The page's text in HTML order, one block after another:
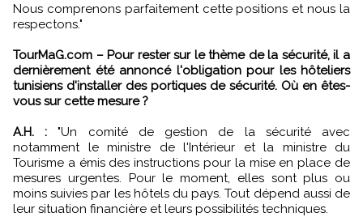
Nous comprenons parfaitement cette positions et nous la
respectons."
TourMaG.com – Pour rester sur le thème de la sécurité, il a
dernièrement été annoncé l'obligation pour les hôteliers
tunisiens d'installer des portiques de sécurité. Où en êtes-
vous sur cette mesure ?
A.H. : "Un comité de gestion de la sécurité avec
notamment le ministre de l'Intérieur et la ministre du
Tourisme a émis des instructions pour la mise en place de
mesures urgentes. Pour le moment, elles sont plus ou
moins suivies par les hôtels du pays. Tout dépend aussi de
leur situation financière et leurs possibilités techniques.